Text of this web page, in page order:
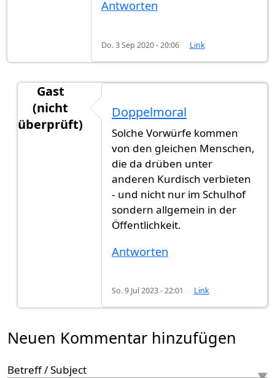
Antworten
Do. 3 Sep 2020 - 20:06 Link
Gast
(nicht
überprüft)
Kritik (Diskriminierung)vonGast
Doppelmoral
Solche Vorwürfe kommen
von den gleichen Menschen,
die da drüben unter
anderen Kurdisch verbieten
- und nicht nur im Schulhof
sondern allgemein in der
Öffentlichkeit.
Antworten
So. 9 Jul 2023 - 22:01 Link
Neuen Kommentar hinzufügen
Betreff / Subject